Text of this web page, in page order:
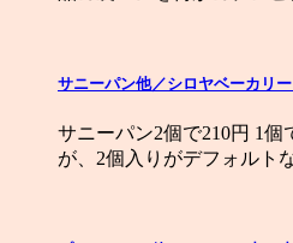
サニーパン他／シロヤベーカリ
サニーパン2個で210円 1
が、2個入りがデフォルト